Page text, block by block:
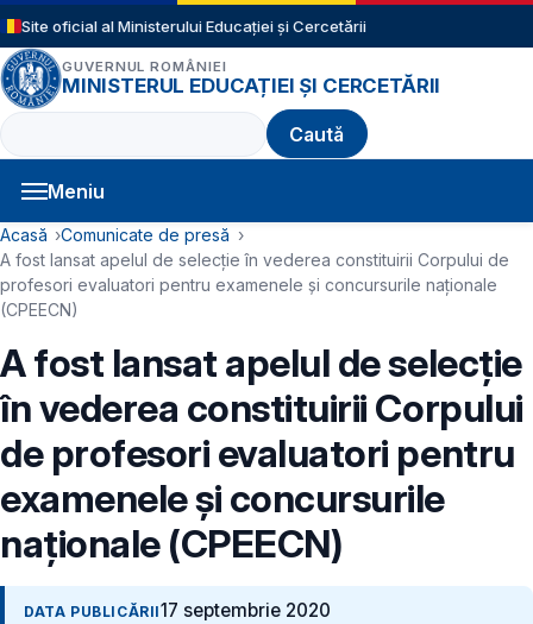
Sari la conținutul principal
Site oficial al Ministerului Educației și Cercetării
GUVERNUL ROMÂNIEI
MINISTERUL EDUCAȚIEI ȘI CERCETĂRII
Caută
Meniu
Navigație principală
Cale de navigare
Acasă
Comunicate de presă
A fost lansat apelul de selecție în vederea constituirii Corpului de
profesori evaluatori pentru examenele și concursurile naționale
(CPEECN)
A fost lansat apelul de selecție
în vederea constituirii Corpului
de profesori evaluatori pentru
examenele și concursurile
naționale (CPEECN)
DATA PUBLICĂRII17 septembrie 2020